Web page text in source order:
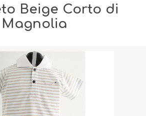
Beige Corto di
Magnolia